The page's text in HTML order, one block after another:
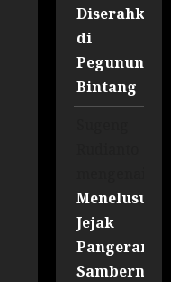
Diserahkan
di
Bintang
Menelusuri
Jejak
Pangeran